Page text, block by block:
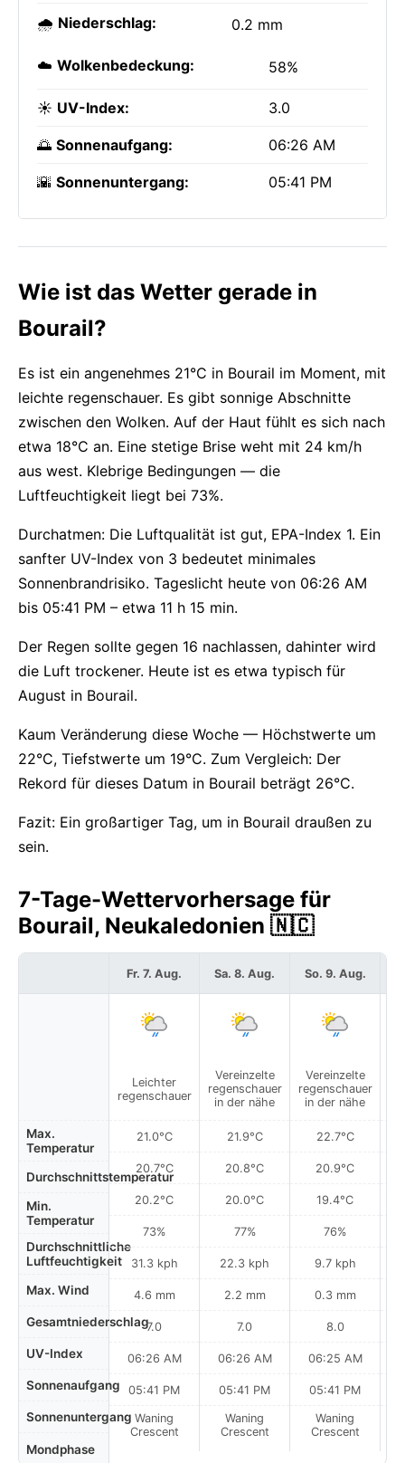
🌧️ Niederschlag: 0.2 mm
☁️ Wolkenbedeckung: 58%
☀️ UV-Index: 3.0
🌅 Sonnenaufgang: 06:26 AM
🌇 Sonnenuntergang: 05:41 PM
Wie ist das Wetter gerade in
Bourail?
Es ist ein angenehmes 21°C in Bourail im Moment, mit
leichte regenschauer. Es gibt sonnige Abschnitte
zwischen den Wolken. Auf der Haut fühlt es sich nach
etwa 18°C an. Eine stetige Brise weht mit 24 km/h
aus west. Klebrige Bedingungen — die
Luftfeuchtigkeit liegt bei 73%.
Durchatmen: Die Luftqualität ist gut, EPA-Index 1. Ein
sanfter UV-Index von 3 bedeutet minimales
Sonnenbrandrisiko. Tageslicht heute von 06:26 AM
bis 05:41 PM – etwa 11 h 15 min.
Der Regen sollte gegen 16 nachlassen, dahinter wird
die Luft trockener. Heute ist es etwa typisch für
August in Bourail.
Kaum Veränderung diese Woche — Höchstwerte um
22°C, Tiefstwerte um 19°C. Zum Vergleich: Der
Rekord für dieses Datum in Bourail beträgt 26°C.
Fazit: Ein großartiger Tag, um in Bourail draußen zu
sein.
7-Tage-Wettervorhersage für
Bourail, Neukaledonien 🇳🇨
Max.
Temperatur
Durchschnittstemperatur
Min.
Temperatur
Durchschnittliche
Luftfeuchtigkeit
Max. Wind
Gesamtniederschlag
UV-Index
Sonnenaufgang
Sonnenuntergang
Mondphase
Fr. 7. Aug.
Leichter
regenschauer
21.0°C
20.7°C
20.2°C
73%
31.3 kph
4.6 mm
7.0
06:26 AM
05:41 PM
Waning
Crescent
Sa. 8. Aug.
Vereinzelte
regenschauer
in der nähe
21.9°C
20.8°C
20.0°C
77%
22.3 kph
2.2 mm
7.0
06:26 AM
05:41 PM
Waning
Crescent
So. 9. Aug.
Vereinzelte
regenschauer
in der nähe
22.7°C
20.9°C
19.4°C
76%
9.7 kph
0.3 mm
8.0
06:25 AM
05:41 PM
Waning
Crescent